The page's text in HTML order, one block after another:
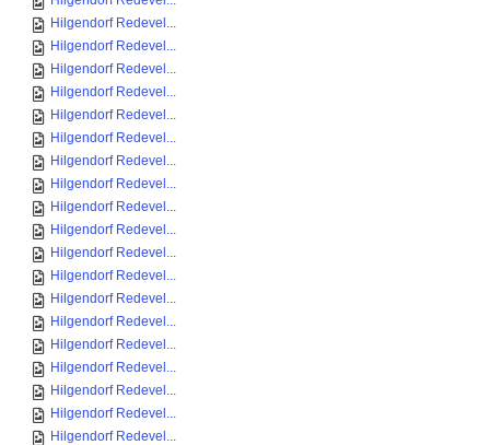
Hilgendorf Redevel...
Hilgendorf Redevel...
Hilgendorf Redevel...
Hilgendorf Redevel...
Hilgendorf Redevel...
Hilgendorf Redevel...
Hilgendorf Redevel...
Hilgendorf Redevel...
Hilgendorf Redevel...
Hilgendorf Redevel...
Hilgendorf Redevel...
Hilgendorf Redevel...
Hilgendorf Redevel...
Hilgendorf Redevel...
Hilgendorf Redevel...
Hilgendorf Redevel...
Hilgendorf Redevel...
Hilgendorf Redevel...
Hilgendorf Redevel...